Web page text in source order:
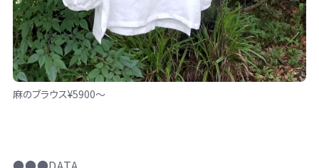
麻のブラウス¥5900〜